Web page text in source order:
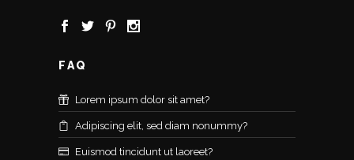
FAQ
Lorem ipsum dolor sit amet?
Adipiscing elit, sed diam nonummy?
Euismod tincidunt ut laoreet?